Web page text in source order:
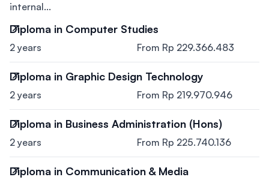
internal...
Diploma in Computer Studies
2 years From Rp 229.366.483
Diploma in Graphic Design Technology
2 years From Rp 219.970.946
Diploma in Business Administration (Hons)
2 years From Rp 225.740.136
Diploma in Communication & Media